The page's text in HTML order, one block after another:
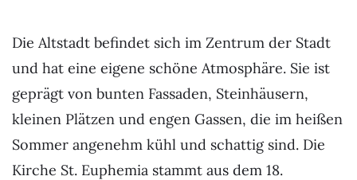
Die Altstadt befindet sich im Zentrum der Stadt
und hat eine eigene schöne Atmosphäre. Sie ist
geprägt von bunten Fassaden, Steinhäusern,
kleinen Plätzen und engen Gassen, die im heißen
Sommer angenehm kühl und schattig sind. Die
Kirche St. Euphemia stammt aus dem 18.